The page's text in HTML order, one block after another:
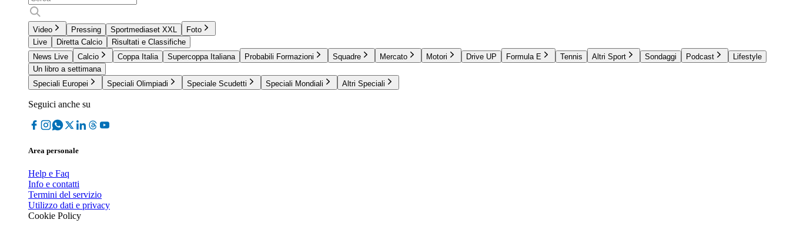
Video Pressing Sportmediaset XXL
Foto
Live
Diretta Calcio
Risultati e Classifiche
News Live
Calcio Coppa Italia Supercoppa Italiana Probabili Formazioni Squadre Mercato Motori Drive UP Formula E Tennis Altri Sport Sondaggi Podcast
Lifestyle
Un libro a settimana
Speciali Europei
Speciali Olimpiadi Speciale Scudetti Speciali Mondiali Altri Speciali
Seguici anche su
Area personale
Help e Faq
Info e contatti
Termini del servizio
Utilizzo dati e privacy
Cookie Policy